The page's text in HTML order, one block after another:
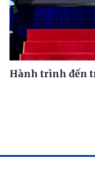
Hành trình đến